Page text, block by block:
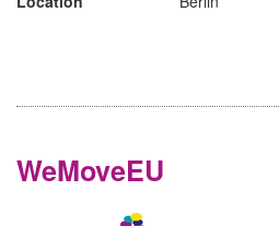
WeMoveEU